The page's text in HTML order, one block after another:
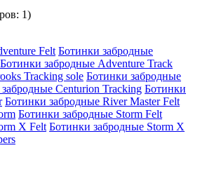
1)
Felt Ботинки забродные
Ботинки забродные Adventure Track
Tracking sole Ботинки забродные
Centurion Tracking Ботинки
Ботинки забродные River Master Felt
Ботинки забродные Storm Felt
X Felt Ботинки забродные Storm X